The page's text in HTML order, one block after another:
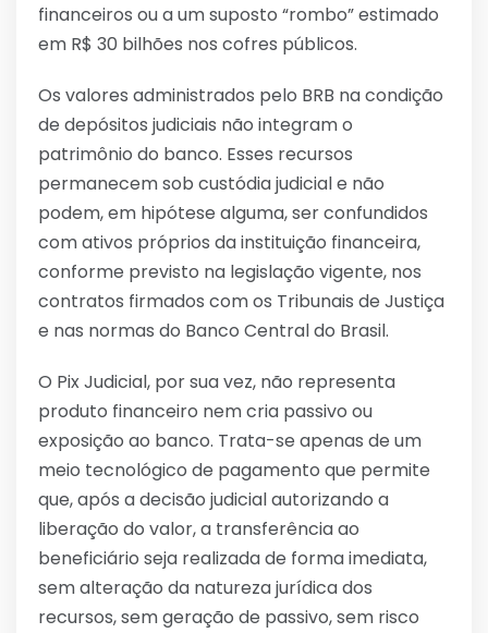
financeiros ou a um suposto “rombo” estimado
em R$ 30 bilhões nos cofres públicos.
Os valores administrados pelo BRB na condição
de depósitos judiciais não integram o
patrimônio do banco. Esses recursos
permanecem sob custódia judicial e não
podem, em hipótese alguma, ser confundidos
com ativos próprios da instituição financeira,
conforme previsto na legislação vigente, nos
contratos firmados com os Tribunais de Justiça
e nas normas do Banco Central do Brasil.
O Pix Judicial, por sua vez, não representa
produto financeiro nem cria passivo ou
exposição ao banco. Trata-se apenas de um
meio tecnológico de pagamento que permite
que, após a decisão judicial autorizando a
liberação do valor, a transferência ao
beneficiário seja realizada de forma imediata,
sem alteração da natureza jurídica dos
recursos, sem geração de passivo, sem risco